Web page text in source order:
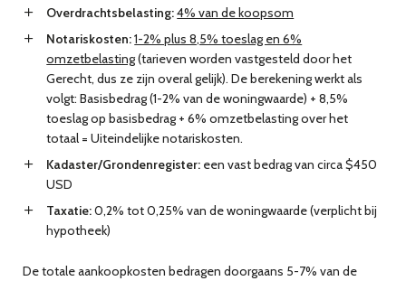
Overdrachtsbelasting:4% van de koopsom
Notariskosten:1-2% plus 8,5% toeslag en 6%
omzetbelasting(tarieven worden vastgesteld door het
Gerecht, dus ze zijn overal gelijk). De berekening werkt als
volgt: Basisbedrag (1-2% van de woningwaarde) + 8,5%
toeslag op basisbedrag + 6% omzetbelasting over het
totaal = Uiteindelijke notariskosten.
Kadaster/Grondenregister: een vast bedrag van circa $450
USD
Taxatie:0,2% tot 0,25% van de woningwaarde (verplicht bij
hypotheek)
De totale aankoopkosten bedragen doorgaans 5-7% van de